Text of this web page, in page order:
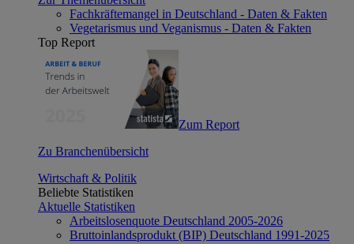
Fachkräftemangel in Deutschland - Daten & Fakten
Vegetarismus und Veganismus - Daten & Fakten
Top Report
Zum Report
Zu Branchenübersicht
Wirtschaft & Politik
Beliebte Statistiken
Aktuelle Statistiken
Arbeitslosenquote Deutschland 2005-2026
Bruttoinlandsprodukt (BIP) Deutschland 1991-2025